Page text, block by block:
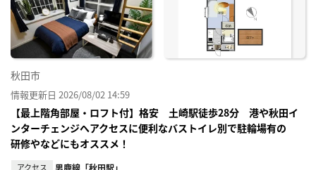
秋田市
情報更新日 2026/08/02 14:59
【最上階角部屋・ロフト付】格安 土崎駅徒歩28分 港や秋田イ
ンターチェンジへアクセスに便利なバストイレ別で駐輪場有の
研修やなどにもオススメ！
アクセス 男鹿線「秋田駅」